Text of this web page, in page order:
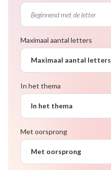
Maximaal aantal letters
Maximaal aantal letters
In het thema
In het thema
Met oorsprong
Met oorsprong